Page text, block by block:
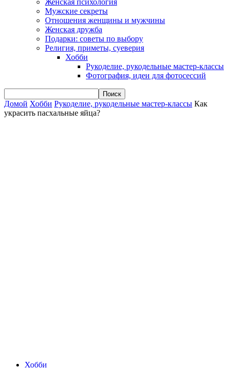
Женская психология
Мужские секреты
Отношения женщины и мужчины
Женская дружба
Подарки: советы по выбору
Религия, приметы, суеверия
Хобби
Рукоделие, рукодельные мастер-классы
Фотография, идеи для фотосессий
Домой Хобби Рукоделие, рукодельные мастер-классы Как
украсить пасхальные яйца?
Хобби